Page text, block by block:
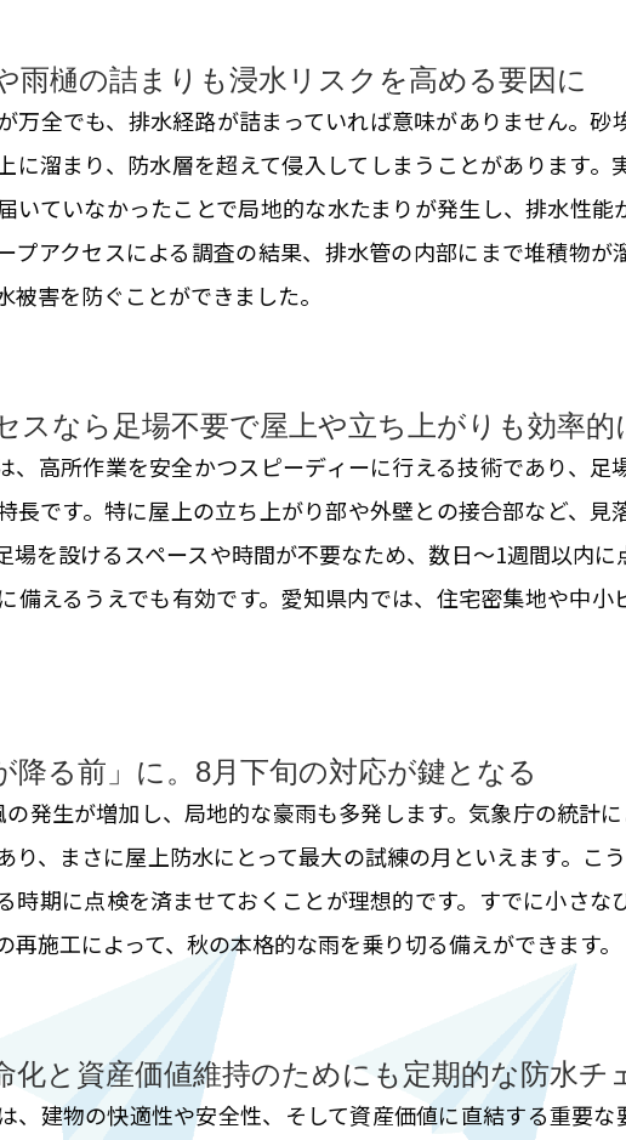
雨樋の詰まりも浸水リスクを高める要因に
万全でも、排水経路が詰まっていれば意味がありません。
に溜まり、防水層を超えて侵入してしまうことがあります
いていなかったことで局地的な水たまりが発生し、排水性
プアクセスによる調査の結果、排水管の内部にまで堆積物
被害を防ぐことができました。
スなら足場不要で屋上や立ち上がりも効率的
、高所作業を安全かつスピーディーに行える技術であり、
長です。特に屋上の立ち上がり部や外壁との接合部など、
場を設けるスペースや時間が不要なため、数日〜1週間以内
備えるうえでも有効です。愛知県内では、住宅密集地や中
降る前」に。8月下旬の対応が鍵となる
発生が増加し、局地的な豪雨も多発します。気象庁の統計
り、まさに屋上防水にとって最大の試練の月といえます。こ
時期に点検を済ませておくことが理想的です。すでに小さ
再施工によって、秋の本格的な雨を乗り切る備えができます。
化と資産価値維持のためにも定期的な防水チ
、建物の快適性や安全性、そして資産価値に直結する重要